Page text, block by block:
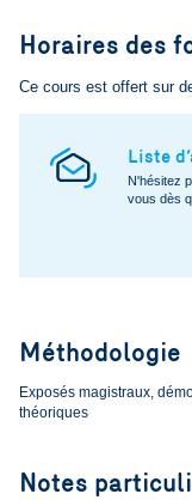
Horaires des
Ce cours est offert sur
Liste
N'hésitez
vous dès
Méthodologie
Exposés magistraux,
théoriques
Notes